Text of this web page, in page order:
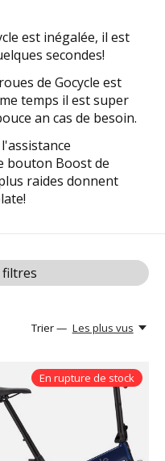
est inégalée, il est
secondes!
de Gocycle est
temps il est super
an cas de besoin.
bouton Boost de
raides donnent
filtres
Trier — Les plus vus
En rupture de stock